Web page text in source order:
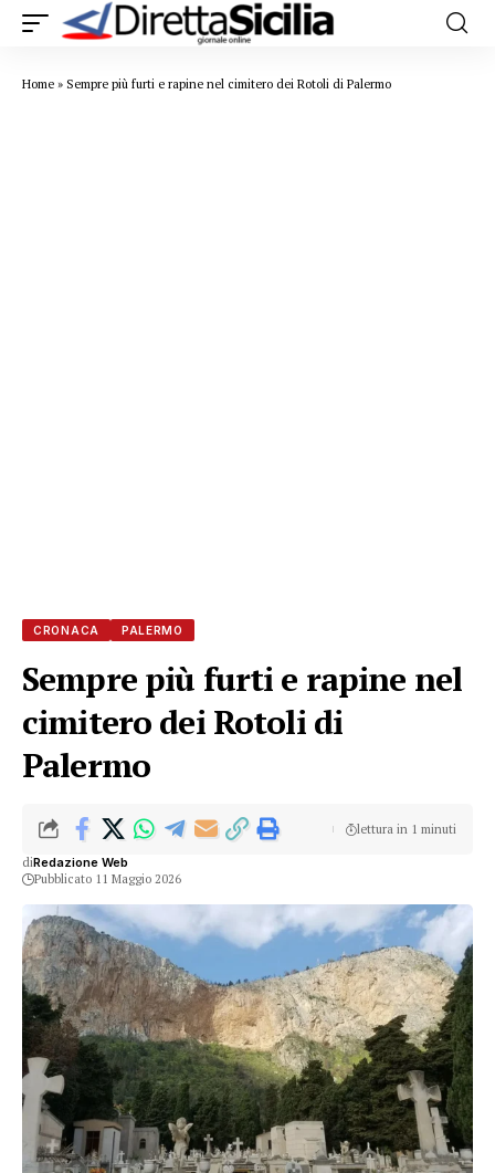
Home » Sempre più furti e rapine nel cimitero dei Rotoli di Palermo
CRONACA PALERMO
Sempre più furti e rapine nel
cimitero dei Rotoli di
Palermo
diRedazione Web
Pubblicato 11 Maggio 2026
lettura in 1 minuti